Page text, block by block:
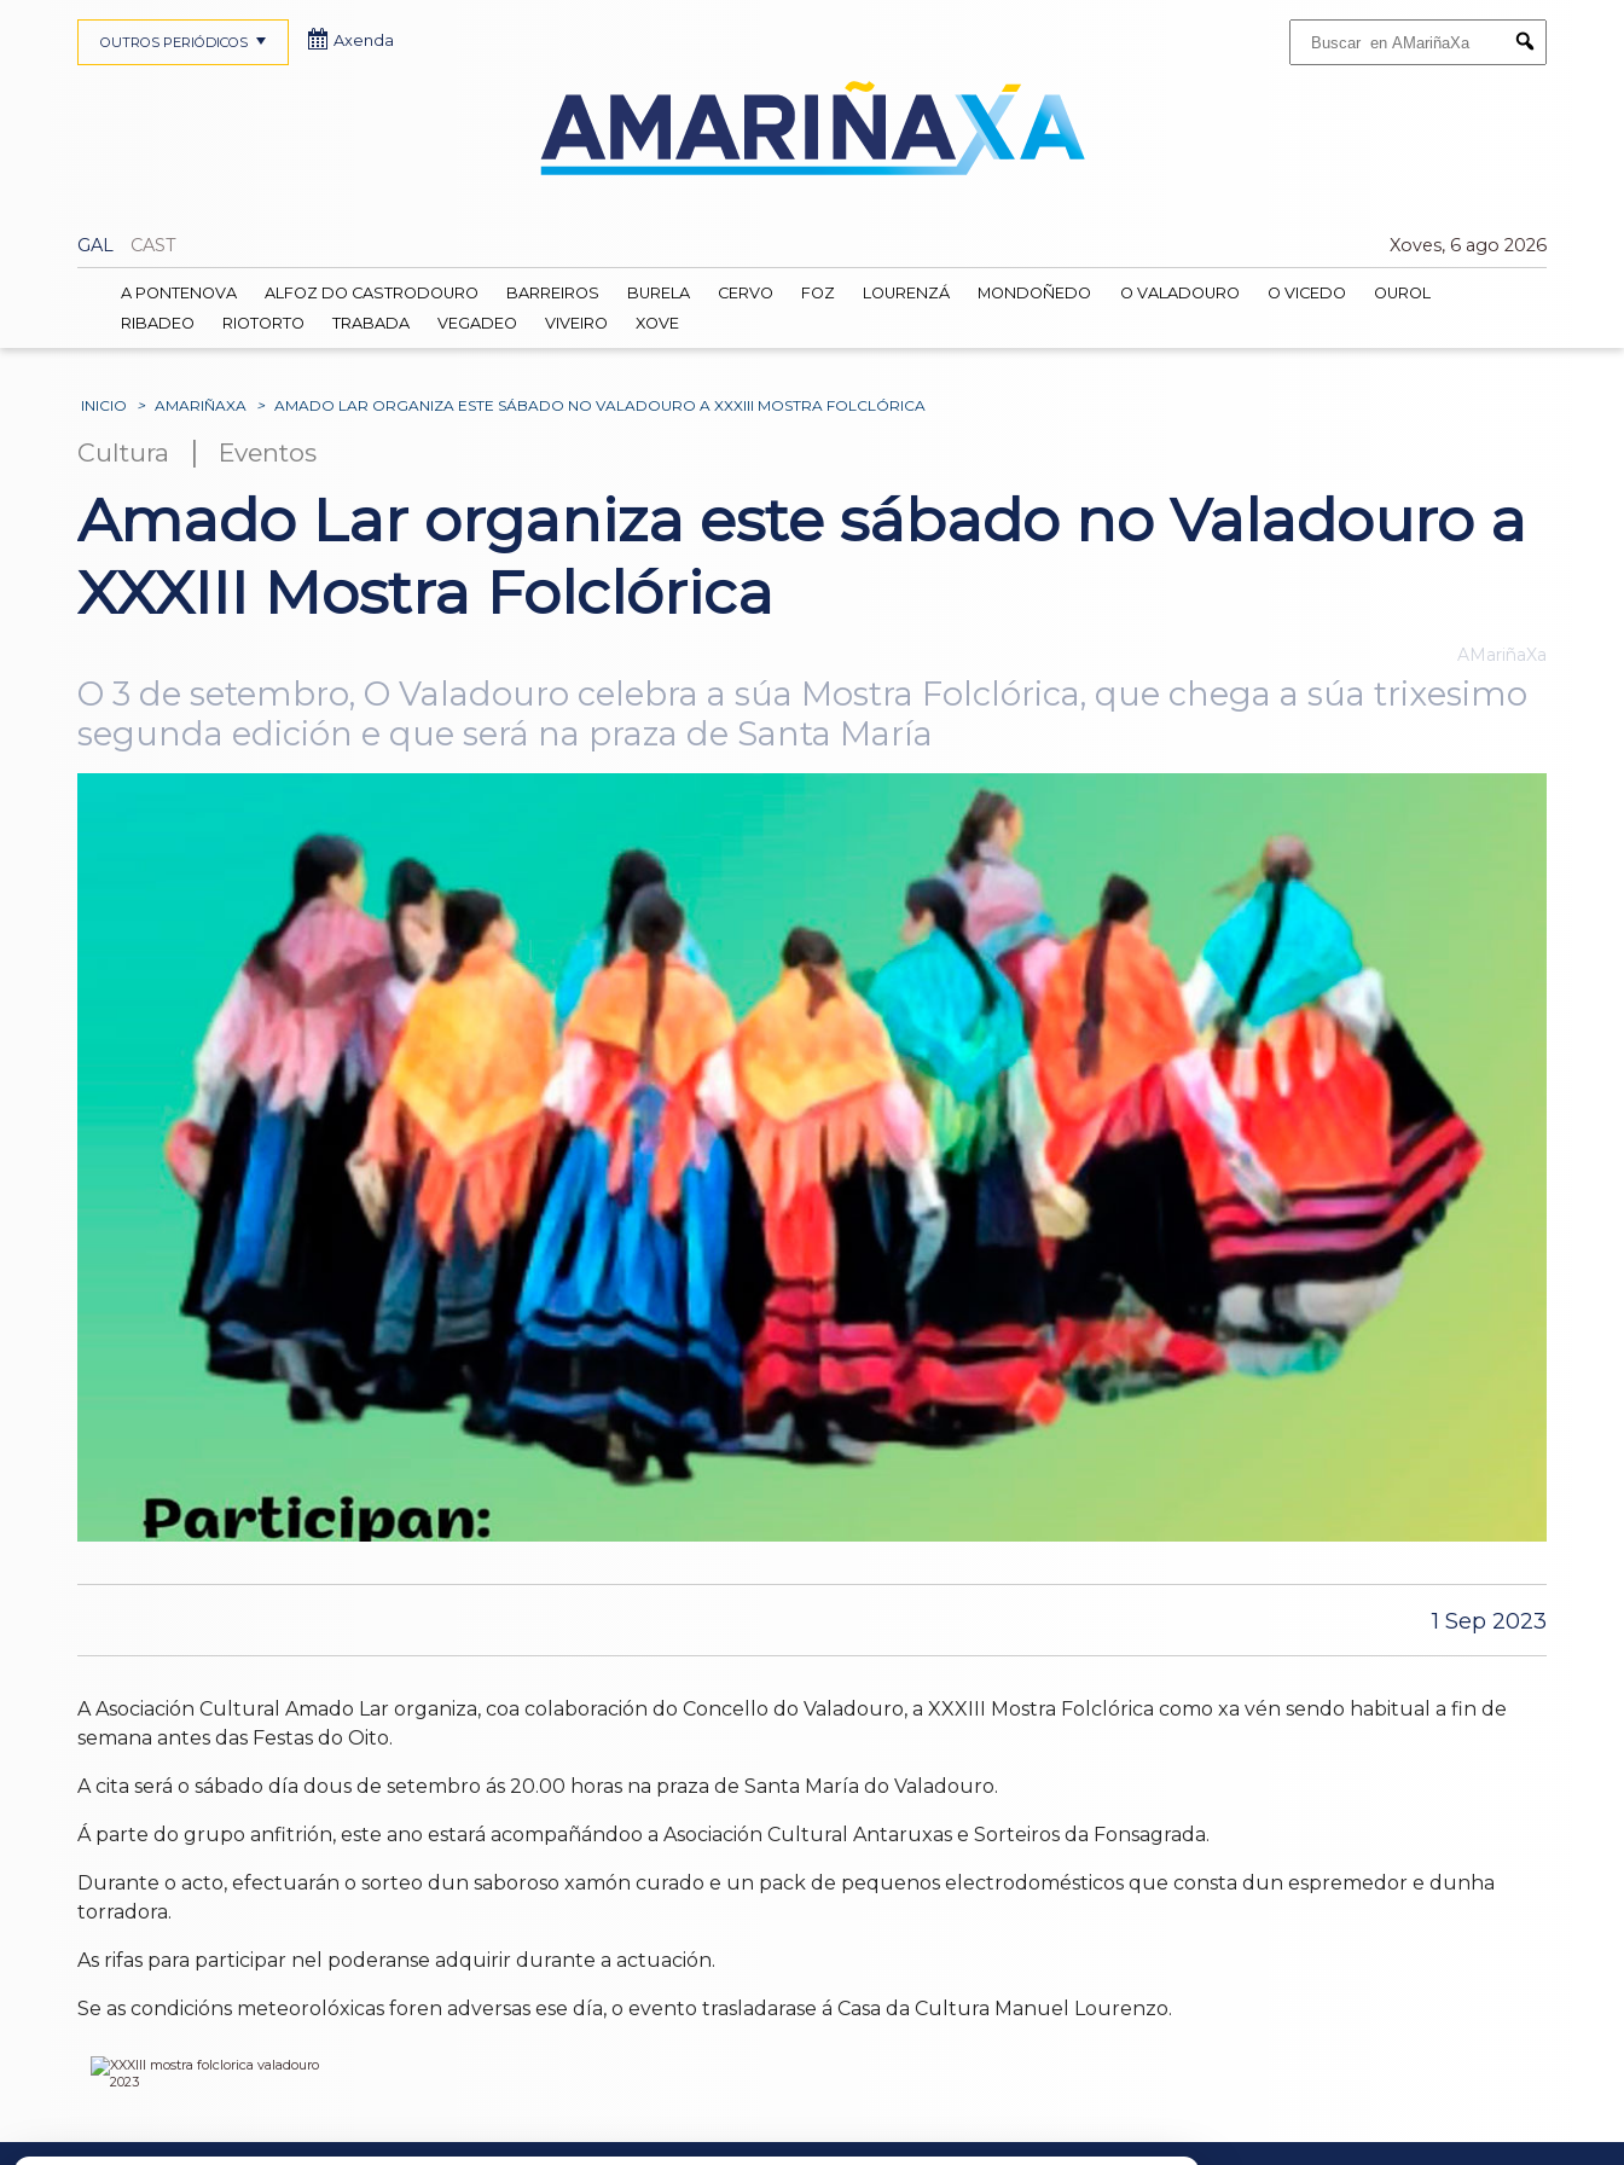
Submit
GAL CAST Xoves, 6 ago 2026
OUTROS PERIÓDICOS Axenda
A PONTENOVA ALFOZ DO CASTRODOURO BARREIROS BURELA CERVO FOZ LOURENZÁ MONDOÑEDO O VALADOURO O VICEDO
OUROL
RIBADEO
RIOTORTO TRABADA VEGADEO VIVEIRO XOVE
INICIO > AMARIÑAXA > AMADO LAR ORGANIZA ESTE SÁBADO NO VALADOURO A XXXIII MOSTRA FOLCLÓRICA
Cultura | Eventos
Amado Lar organiza este sábado no Valadouro a
XXXIII Mostra Folclórica
AMariñaXa
O 3 de setembro, O Valadouro celebra a súa Mostra Folclórica, que chega a súa trixesimo
segunda edición e que será na praza de Santa María
1 Sep 2023
A Asociación Cultural Amado Lar organiza, coa colaboración do Concello do Valadouro, a XXXIII Mostra Folclórica como xa vén sendo habitual a fin de
semana antes das Festas do Oito.
A cita será o sábado día dous de setembro ás 20.00 horas na praza de Santa María do Valadouro.
Á parte do grupo anfitrión, este ano estará acompañándoo a Asociación Cultural Antaruxas e Sorteiros da Fonsagrada.
Durante o acto, efectuarán o sorteo dun saboroso xamón curado e un pack de pequenos electrodomésticos que consta dun espremedor e dunha
torradora.
As rifas para participar nel poderanse adquirir durante a actuación.
Se as condicións meteorolóxicas foren adversas ese día, o evento trasladarase á Casa da Cultura Manuel Lourenzo.